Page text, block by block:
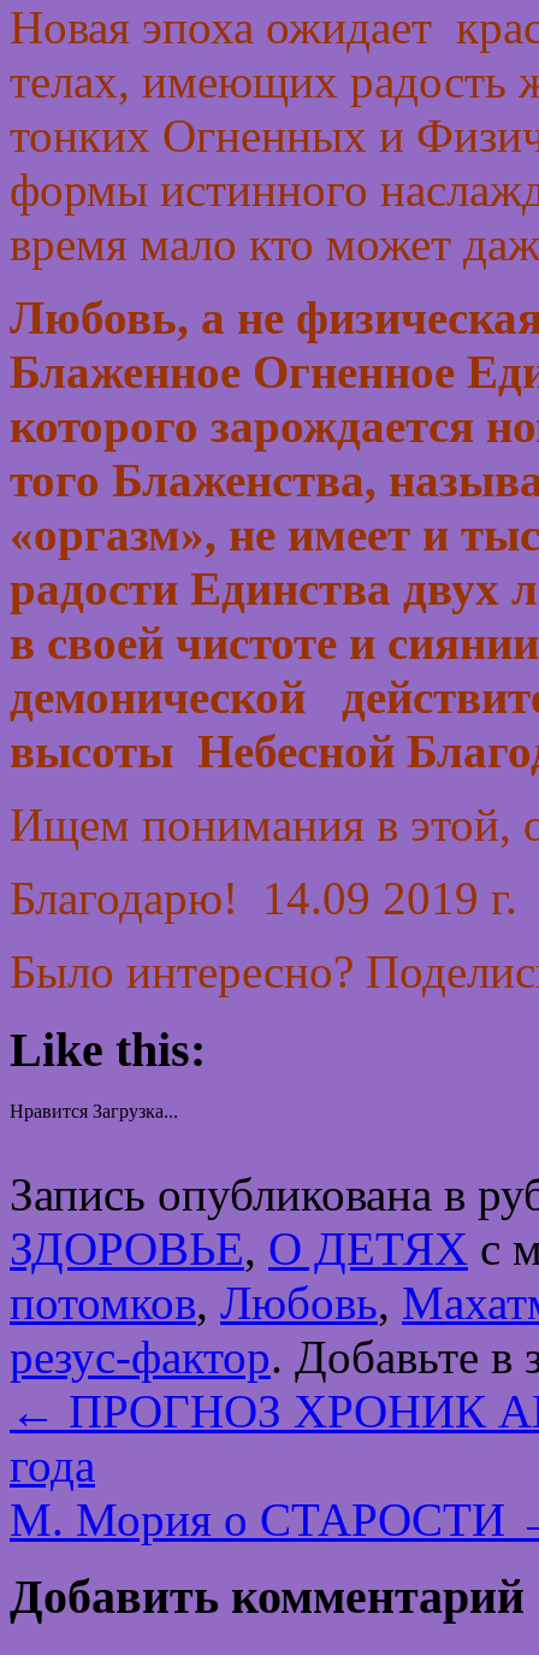
Новая эпоха ожидает
телах, имеющих радость
тонких Огненных и
формы истинного
время мало кто может
Любовь, а не
Блаженное Огненное
которого зарождается
того Блаженства,
«оргазм», не имеет и
радости Единства
в своей чистоте и
демонической
высоты Небесной
Ищем понимания в этой,
Благодарю! 14.09 2019
Было интересно?
Like this:
Нравится Загрузка...
Запись опубликована в
ЗДОРОВЬЕ, О ДЕТЯХ с
потомков, Любовь,
резус-фактор. Добавьте в
← ПРОГНОЗ ХРОНИК
года
М. Мория о СТАРОСТИ
Добавить комментарий